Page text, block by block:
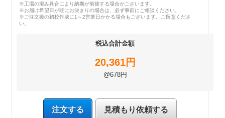
※工場の混み具合により納期が前後する場合がございます。
※お届け希望日が既にお決まりの場合は、必ず事前にご相談ください。
※ご注文後の初校作成に1～2営業日かかる場合もございます。ご留意くださ
い。
税込合計金額
20,361円
@678円
注文する 見積もり依頼する